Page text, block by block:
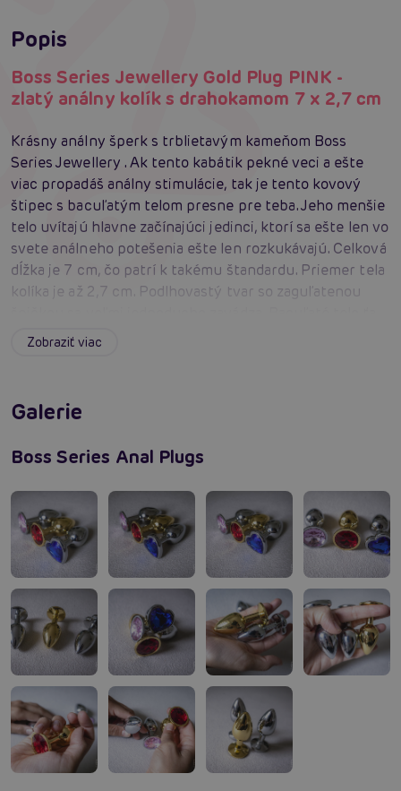
Popis
Boss Series Jewellery Gold Plug PINK -
zlatý análny kolík s drahokamom 7 x 2,7 cm
Krásny análny šperk s trblietavým kameňom Boss
Series Jewellery . Ak tento kabátik pekné veci a ešte
viac propadáš análny stimulácie, tak je tento kovový
štipec s bacuľatým telom presne pre teba. Jeho menšie
telo uvítajú hlavne začínajúci jedinci, ktorí sa ešte len vo
svete análneho potešenia ešte len rozkukávajú. Celková
dĺžka je 7 cm, čo patrí k takému štandardu. Priemer tela
kolíka je až 2,7 cm. Podlhovastý tvar so zaguľatenou
bude príjemne dráždiť a dovedie ťa k vysnívanému
materiál je vyleštený až sa doslova blyští.
jednoducho udržiava čistá a ako nová. Napomáha
udržiavať hračku v perfektnom stave po stránke
životnosti i hygieny. K základnému umytie stačí teplá
voda s mydlom. K poriadnemu ošetrenie a zbavenie sa
všetkých nečistôt je odporúčané použiť čistič na
erotické hračky.
Lubrikácia
S análnym kolíkom Boss Series Jewellery sa nemusíš báť
použiť akýkoľvek lubrikačný gél. Ako vodné gély, tak
silikónové si perfektne rozumie s oceľovým telom. Stačí
si vybrať svoj obľúbený a užívať si hodiny uspokojenie.
Zobraziť viac
Galerie
Boss Series Anal Plugs
Recenzie Boss Series análnych kolíkov